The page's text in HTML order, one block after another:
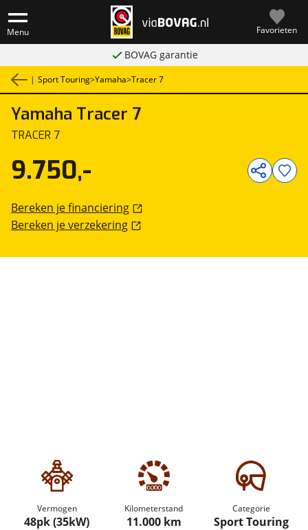
Menu Favorieten
BOVAG garantie
| Sport Touring>Yamaha>Tracer 7
Yamaha Tracer 7
TRACER 7
Vermogen
48pk (35kW)
Kilometerstand
11.000 km
Categorie
Sport Touring
9.750,-
Bereken je financiering
Bereken je verzekering